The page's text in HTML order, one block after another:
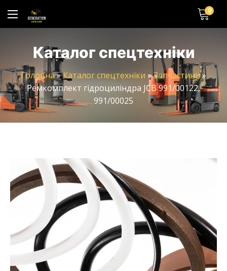
0
Каталог спецтехніки
Головна»Каталог спецтехніки »Запчастини»
Ремкомплект гідроциліндра JCB 991/00122,
991/00025